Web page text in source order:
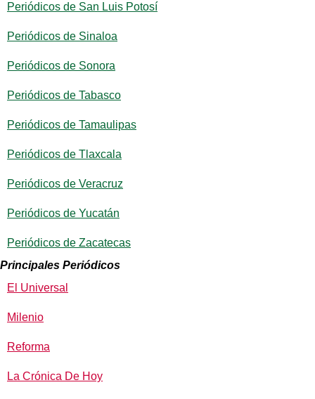
Periódicos de San Luis Potosí
Periódicos de Sinaloa
Periódicos de Sonora
Periódicos de Tabasco
Periódicos de Tamaulipas
Periódicos de Tlaxcala
Periódicos de Veracruz
Periódicos de Yucatán
Periódicos de Zacatecas
Principales Periódicos
El Universal
Milenio
Reforma
La Crónica De Hoy